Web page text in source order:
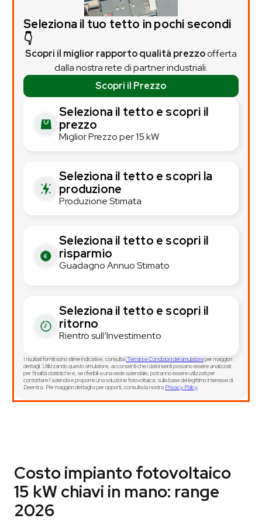
Seleziona il tuo tetto in pochi secondi
👇
Scopri il miglior rapporto qualità prezzoofferta
dalla nostra rete di partner industriali.
Scopri il Prezzo
Seleziona il tetto e scopri il
prezzo
Miglior Prezzo per 15 kW
Seleziona il tetto e scopri la
produzione
Produzione Stimata
Seleziona il tetto e scopri il
risparmio
Guadagno Annuo Stimato
Seleziona il tetto e scopri il
ritorno
Rientro sull’Investimento
I risultati forniti sono stime indicative, consultai Termini e Condizioni del simulatoreper maggiori
dettagli. Utilizzando questo simulatore, acconsenti che i dati inseriti possano essere analizzati
per finalità statistiche e, se riferibili a una sede aziendale, potranno essere utilizzati per
contattare l’azienda e proporre una soluzione fotovoltaica, sulla base del legittimo interesse di
Deentra. Per maggiori dettagli o per opporti, consulta la nostra Privacy Policy.
Costo impianto fotovoltaico
15 kW chiavi in mano: range
2026